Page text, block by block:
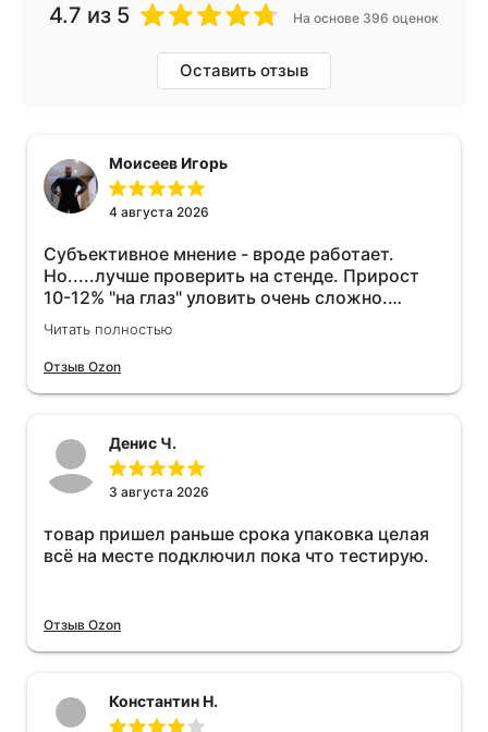
4.7 из 5 На основе 396 оценок
Оставить отзыв
Моисеев Игорь
4 августа 2026
Субъективное мнение - вроде работает.
Но.....лучше проверить на стенде. Прирост
10-12% "на глаз" уловить очень сложно.
Покатаюсь, потом отключу и посмотрю, что
будет 😁.
Читать полностью
Отзыв Ozon
Денис Ч.
3 августа 2026
товар пришел раньше срока упаковка целая
всё на месте подключил пока что тестирую.
Отзыв Ozon
Константин Н.